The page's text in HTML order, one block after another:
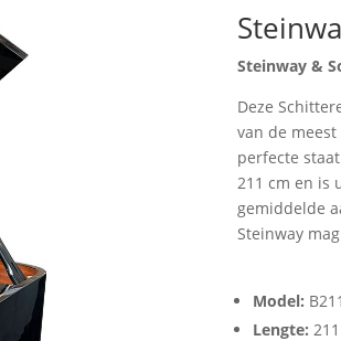
Steinway &
Deze
van de
perfecte
211 cm en is
gemiddelde
Steinway
Model: B211
Lengte: 211